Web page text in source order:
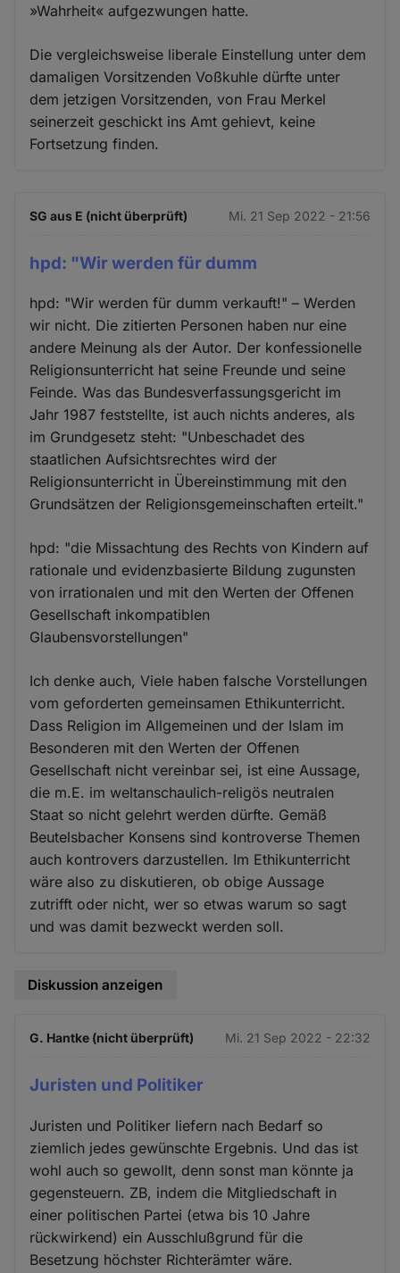
»Wahrheit« aufgezwungen hatte.
Die vergleichsweise liberale Einstellung unter dem
damaligen Vorsitzenden Voßkuhle dürfte unter
dem jetzigen Vorsitzenden, von Frau Merkel
seinerzeit geschickt ins Amt gehievt, keine
Fortsetzung finden.
SG aus E (nicht überprüft) Mi. 21 Sep 2022 - 21:56
hpd: "Wir werden für dumm
hpd: "Wir werden für dumm verkauft!" – Werden
wir nicht. Die zitierten Personen haben nur eine
andere Meinung als der Autor. Der konfessionelle
Religionsunterricht hat seine Freunde und seine
Feinde. Was das Bundesverfassungsgericht im
Jahr 1987 feststellte, ist auch nichts anderes, als
im Grundgesetz steht: "Unbeschadet des
staatlichen Aufsichtsrechtes wird der
Religionsunterricht in Übereinstimmung mit den
Grundsätzen der Religionsgemeinschaften erteilt."
hpd: "die Missachtung des Rechts von Kindern auf
rationale und evidenzbasierte Bildung zugunsten
von irrationalen und mit den Werten der Offenen
Gesellschaft inkompatiblen
Glaubensvorstellungen"
Ich denke auch, Viele haben falsche Vorstellungen
vom geforderten gemeinsamen Ethikunterricht.
Dass Religion im Allgemeinen und der Islam im
Besonderen mit den Werten der Offenen
Gesellschaft nicht vereinbar sei, ist eine Aussage,
die m.E. im weltanschaulich-religös neutralen
Staat so nicht gelehrt werden dürfte. Gemäß
Beutelsbacher Konsens sind kontroverse Themen
auch kontrovers darzustellen. Im Ethikunterricht
wäre also zu diskutieren, ob obige Aussage
zutrifft oder nicht, wer so etwas warum so sagt
und was damit bezweckt werden soll.
Diskussion anzeigen
G. Hantke (nicht überprüft) Mi. 21 Sep 2022 - 22:32
Juristen und Politiker
Juristen und Politiker liefern nach Bedarf so
ziemlich jedes gewünschte Ergebnis. Und das ist
wohl auch so gewollt, denn sonst man könnte ja
gegensteuern. ZB, indem die Mitgliedschaft in
einer politischen Partei (etwa bis 10 Jahre
rückwirkend) ein Ausschlußgrund für die
Besetzung höchster Richterämter wäre.